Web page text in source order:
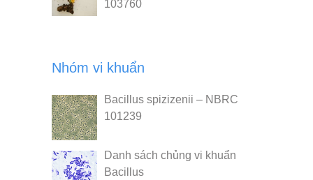
103760
Nhóm vi khuẩn
Bacillus spizizenii – NBRC
101239
Danh sách chủng vi khuẩn
Bacillus